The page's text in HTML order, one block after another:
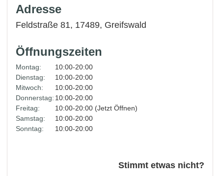
Adresse
Feldstraße 81, 17489, Greifswald
Öffnungszeiten
Montag:
10:00-20:00
Dienstag:
10:00-20:00
Mitwoch:
10:00-20:00
Donnerstag: 10:00-20:00
Freitag:
10:00-20:00 (Jetzt Öffnen)
Samstag:
10:00-20:00
Sonntag:
10:00-20:00
Stimmt etwas nicht?